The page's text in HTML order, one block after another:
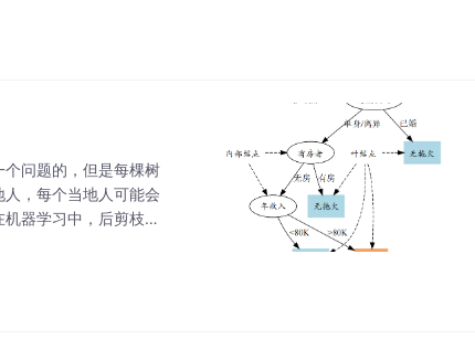
问题的，但是每棵树
，每个当地人可能会
器学习中，后剪枝是